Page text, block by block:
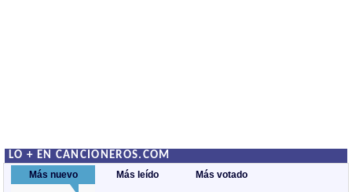
LO + EN CANCIONEROS.COM
Más nuevo Más leído Más votado